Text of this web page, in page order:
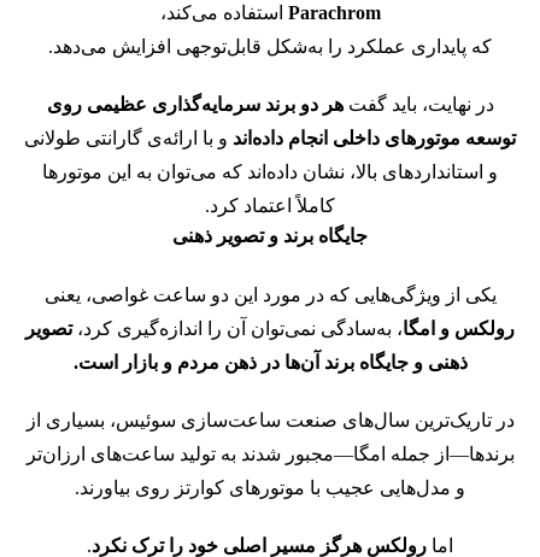
Parachrom استفاده می‌کند،
که پایداری عملکرد را به‌شکل قابل‌توجهی افزایش می‌دهد.
در نهایت، باید گفتهر دو برند سرمایه‌گذاری عظیمی روی
توسعه موتورهای داخلی انجام داده‌اند و با ارائه‌ی گارانتی طولانی
و استانداردهای بالا، نشان داده‌اند که می‌توان به این موتورها
کاملاً اعتماد کرد.
جایگاه برند و تصویر ذهنی
یکی از ویژگی‌هایی که در مورد این دو ساعت غواصی، یعنی
رولکس و امگا، به‌سادگی نمی‌توان آن را اندازه‌گیری کرد،تصویر
ذهنی و جایگاه برند آن‌ها در ذهن مردم و بازار است.
در تاریک‌ترین سال‌های صنعت ساعت‌سازی سوئیس، بسیاری از
برندها—از جمله امگا—مجبور شدند به تولید ساعت‌های ارزان‌تر
و مدل‌هایی عجیب با موتورهای کوارتز روی بیاورند.
اما رولکس هرگز مسیر اصلی خود را ترک نکرد.